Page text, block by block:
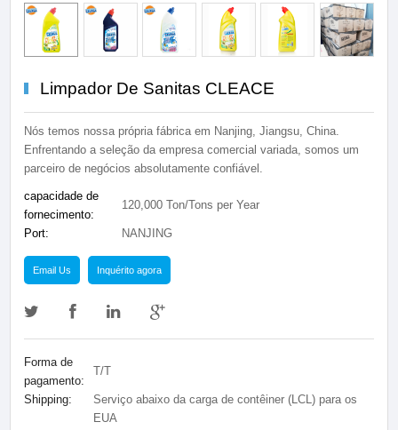
Limpador De Sanitas CLEACE
Nós temos nossa própria fábrica em Nanjing, Jiangsu, China.
Enfrentando a seleção da empresa comercial variada, somos um
parceiro de negócios absolutamente confiável.
capacidade de
fornecimento:
120,000 Ton/Tons per Year
Port: NANJING
Email Us Inquérito agora
Forma de
pagamento:
T/T
Shipping:
Serviço abaixo da carga de contêiner (LCL) para os
EUA